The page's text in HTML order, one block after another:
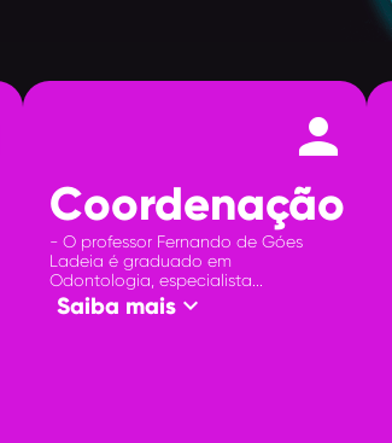
person
Coordenação
- O professor Fernando de Góes
Ladeia é graduado em
Odontologia, especialista...
Saiba mais keyboard_arrow_down